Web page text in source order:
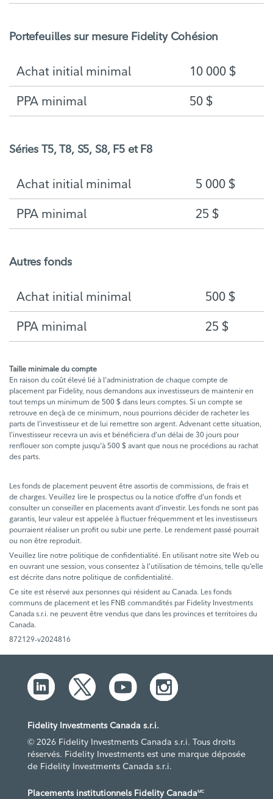
Portefeuilles sur mesure Fidelity Cohésion
Achat initial minimal
10 000 $
PPA minimal
50 $
Séries T5, T8, S5, S8, F5 et F8
Achat initial minimal
5 000 $
PPA minimal
25 $
Autres fonds
Achat initial minimal
500 $
PPA minimal
25 $
Taille minimale du compte
En raison du coût élevé lié à l’administration de chaque compte de
placement par Fidelity, nous demandons aux investisseurs de maintenir en
tout temps un minimum de 500 $ dans leurs comptes. Si un compte se
retrouve en deçà de ce minimum, nous pourrions décider de racheter les
parts de l’investisseur et de lui remettre son argent. Advenant cette situation,
l’investisseur recevra un avis et bénéficiera d’un délai de 30 jours pour
renflouer son compte jusqu’à 500 $ avant que nous ne procédions au rachat
des parts.
Les fonds de placement peuvent être assortis de commissions, de frais et
de charges. Veuillez lire le prospectus ou la notice d’offre d’un fonds et
consulter un conseiller en placements avant d’investir. Les fonds ne sont pas
garantis, leur valeur est appelée à fluctuer fréquemment et les investisseurs
pourraient réaliser un profit ou subir une perte. Le rendement passé pourrait
ou non être reproduit.
Veuillez lire notre politique de confidentialité. En utilisant notre site Web ou
en ouvrant une session, vous consentez à l’utilisation de témoins, telle qu’elle
est décrite dans notre politique de confidentialité.
Ce site est réservé aux personnes qui résident au Canada. Les fonds
communs de placement et les FNB commandités par Fidelity Investments
Canada s.r.i. ne peuvent être vendus que dans les provinces et territoires du
Canada.
872129-v2024816
Fidelity Investments Canada s.r.i.
© 2026 Fidelity Investments Canada s.r.i. Tous droits
réservés. Fidelity Investments est une marque déposée
de Fidelity Investments Canada s.r.i.
Placements institutionnels Fidelity CanadaMC